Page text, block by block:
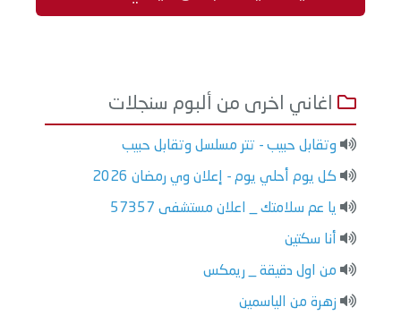
اغاني اخرى من ألبوم سنجلات
وتقابل حبيب - تتر مسلسل وتقابل حبيب
كل يوم أحلي يوم - إعلان وي رمضان 2026
يا عم سلامتك _ اعلان مستشفى 57357
أنا سكتين
من اول دقيقة _ ريمكس
زهرة من الياسمين